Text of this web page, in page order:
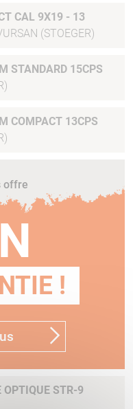
- 13
(STOEGER)
STANDARD 15CPS
COMPACT 13CPS
offre
!
OPTIQUE STR-9